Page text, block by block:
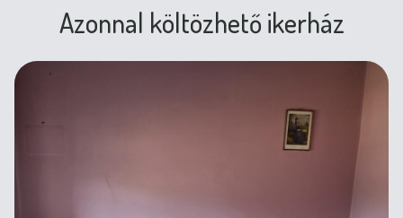
Azonnal költözhető ikerház